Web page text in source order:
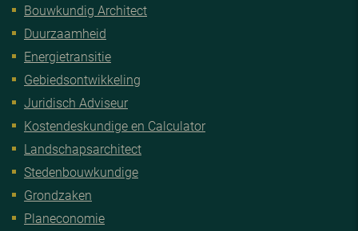
Bouwkundig Architect
Duurzaamheid
Energietransitie
Gebiedsontwikkeling
Juridisch Adviseur
Kostendeskundige en Calculator
Landschapsarchitect
Stedenbouwkundige
Grondzaken
Planeconomie